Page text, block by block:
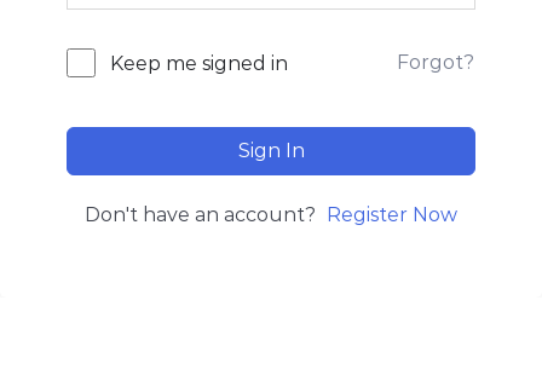
Keep me signed in Forgot?
Sign In
Don't have an account? Register Now